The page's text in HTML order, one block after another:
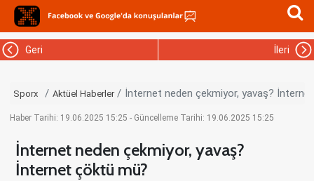
Geri İleri
Sporx Aktüel Haberler İnternet neden çekmiyor, yavaş?
Haber Tarihi: 19.06.2025 15:25 - Güncelleme Tarihi: 19.06.2025 15:25
İnternet neden çekmiyor, yavaş?
İnternet çöktü mü?